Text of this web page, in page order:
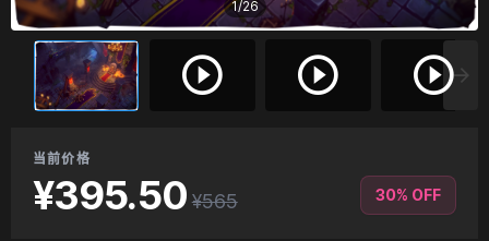
1/26
当前价格
¥395.50 ¥565 30% OFF